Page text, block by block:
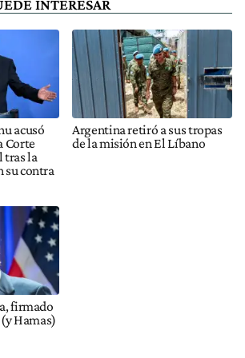
INTERESAR
acusó
Corte
tras la
su contra
Argentina retiró a sus tropas
de la misión en El Líbano
firmado
Hamas)